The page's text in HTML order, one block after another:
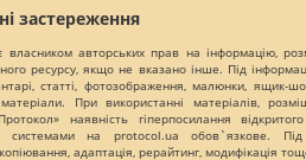
застереження
власником авторських прав на інформацію,
ресурсу, якщо не вказано інше. Під
статті, фотозображення, малюнки, ящик-
При використанні матеріалів,
наявність гіперпосилання
системами на protocol.ua обов`язкове. Під
адаптація, рерайтинг, модифікація